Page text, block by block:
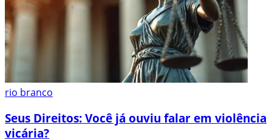
rio branco
Seus Direitos: Você já ouviu falar em violência
vicária?